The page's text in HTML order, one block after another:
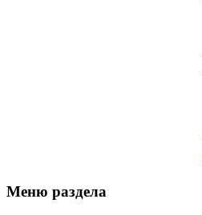
Меню раздела